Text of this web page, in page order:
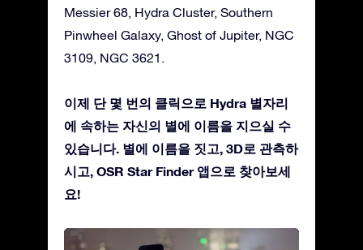
Messier 68, Hydra Cluster, Southern
Pinwheel Galaxy, Ghost of Jupiter, NGC
3109, NGC 3621.
이제 단 몇 번의 클릭으로 Hydra 별자리
에 속하는 자신의 별에 이름을 지으실 수
있습니다. 별에 이름을 짓고, 3D로 관측하
시고, OSR Star Finder 앱으로 찾아보세
요!